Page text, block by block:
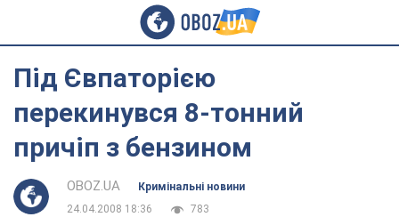
Під Євпаторією
перекинувся 8-тонний
причіп з бензином
OBOZ.UA
Кримінальні новини
24.04.2008 18:36
783